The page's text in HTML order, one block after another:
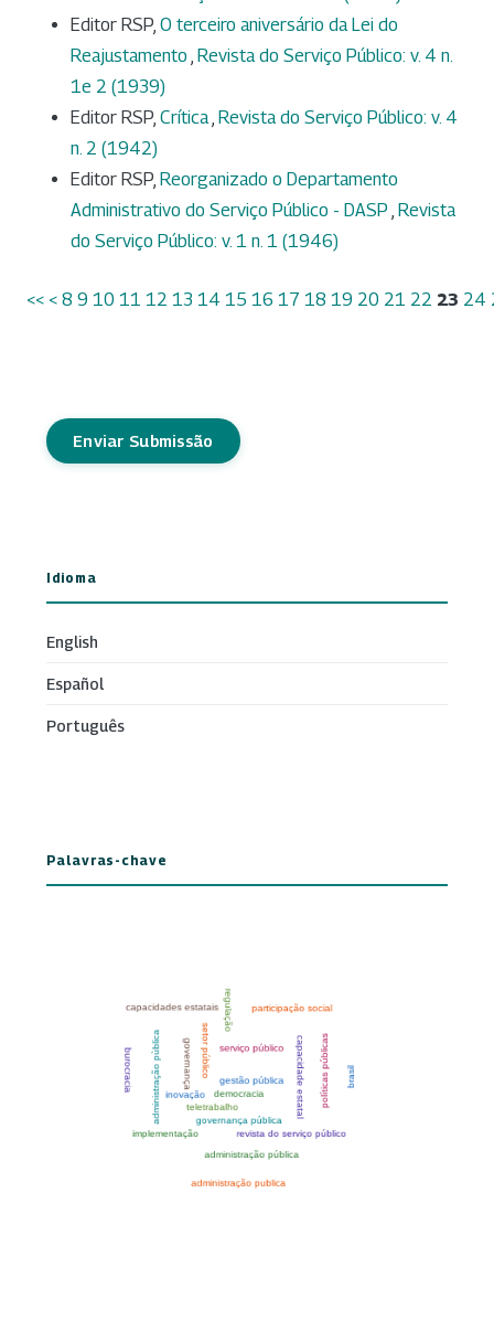
Editor RSP, O terceiro aniversário da Lei do
Reajustamento , Revista do Serviço Público: v. 4 n.
1e 2 (1939)
Editor RSP, Crítica, Revista do Serviço Público: v. 4
n. 2 (1942)
Editor RSP, Reorganizado o Departamento
Administrativo do Serviço Público - DASP , Revista
do Serviço Público: v. 1 n. 1 (1946)
<< < 8 9 10 11 12 13 14 15 16 17 18 19 20 21 22 23 24
Enviar Submissão
Idioma
English
Español
Português
Palavras-chave